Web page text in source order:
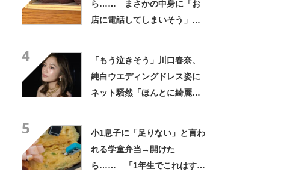
ら…… まさかの中身に「お
店に電話してしまいそう」
4
「もう泣きそう」川口春奈、
純白ウエディングドレス姿に
ネット騒然「ほんとに綺麗」
5
小1息子に「足りない」と言わ
れる学童弁当→開けた
ら…… 「1年生でこれはすご